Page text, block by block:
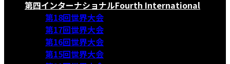
第四インターナショナルFourth International
第18回世界大会
第17回世界大会
第16回世界大会
第15回世界大会